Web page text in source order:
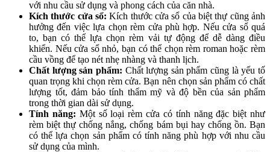
với nhu cầu sử dụng và phong cách của căn nhà.
Kích thước cửa sổ: Kích thước cửa sổ của biệt thự cũng ảnh
hưởng đến việc lựa chọn rèm cửa phù hợp. Nếu cửa sổ quá
to, bạn có thể lựa chọn rèm vải tự động để dễ dàng điều
khiển. Nếu cửa sổ nhỏ, bạn có thể chọn rèm roman hoặc rèm
cầu vồng để tạo nét nhẹ nhàng và thanh lịch.
Chất lượng sản phẩm: Chất lượng sản phẩm cũng là yếu tố
quan trọng khi chọn rèm cửa. Bạn nên chọn sản phẩm có chất
lượng tốt, đảm bảo tính thẩm mỹ và độ bền của sản phẩm
trong thời gian dài sử dụng.
Tính năng: Một số loại rèm cửa có tính năng đặc biệt như
rèm biệt thự chống nắng, chống bám bụi hay chống ồn. Bạn
có thể lựa chọn sản phẩm có tính năng phù hợp với nhu cầu
sử dụng của mình.